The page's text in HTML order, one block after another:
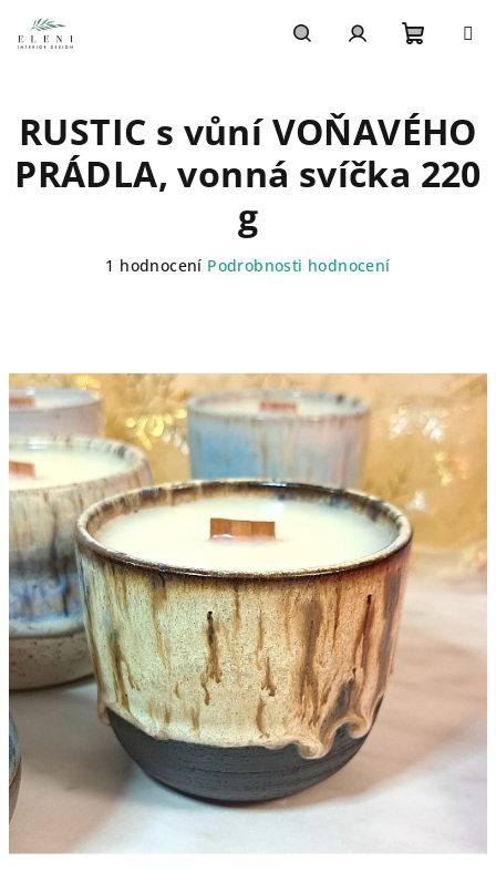
na
obsah
košík
RUSTIC s vůní VOŇAVÉHO
PRÁDLA, vonná svíčka 220
g
Průměrné
z
hvězdiček.
1 hodnocení Podrobnosti hodnocení